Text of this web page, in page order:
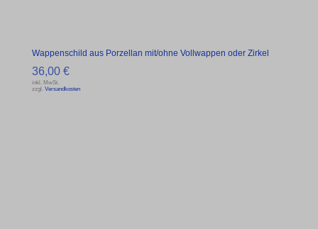
Wappenschild aus Porzellan mit/ohne Vollwappen oder Zirkel
36,00 €
inkl. MwSt.
zzgl. Versandkosten